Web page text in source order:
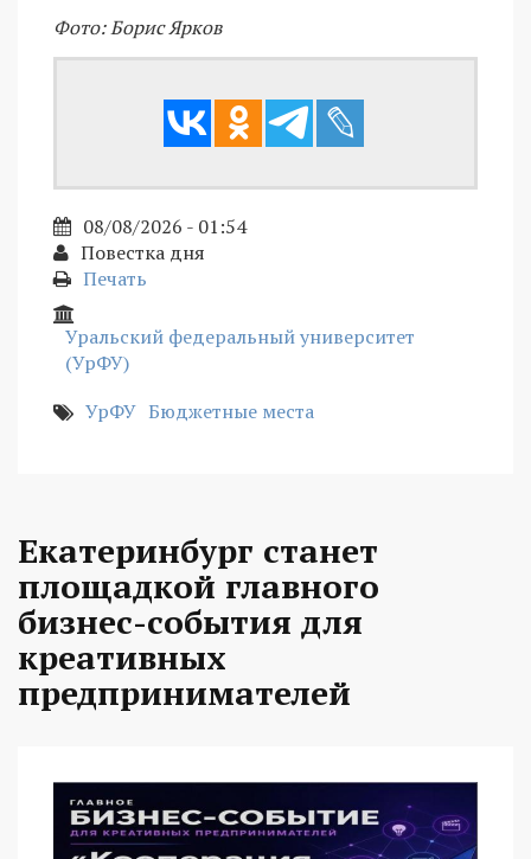
Фото: Борис Ярков
08/08/2026 - 01:54
Повестка дня
Печать
Уральский федеральный университет
(УрФУ)
УрФУ Бюджетные места
Екатеринбург станет
площадкой главного
бизнес-события для
креативных
предпринимателей